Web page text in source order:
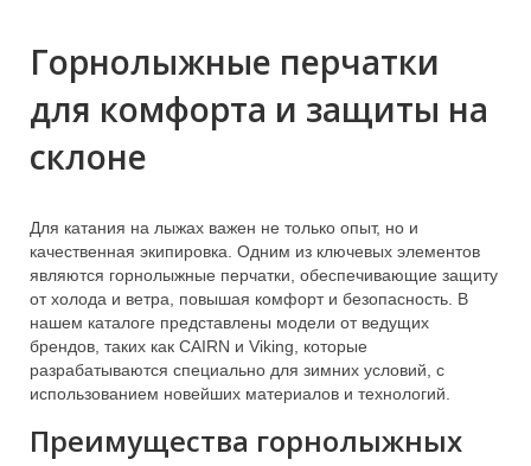
Горнолыжные перчатки
для комфорта и защиты на
склоне
Для катания на лыжах важен не только опыт, но и
качественная экипировка. Одним из ключевых элементов
являются горнолыжные перчатки, обеспечивающие защиту
от холода и ветра, повышая комфорт и безопасность. В
нашем каталоге представлены модели от ведущих
брендов, таких как CAIRN и Viking, которые
разрабатываются специально для зимних условий, с
использованием новейших материалов и технологий.
Преимущества горнолыжных